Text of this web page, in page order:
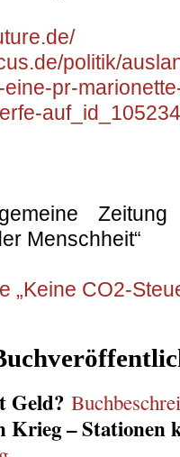
politik/
pr-
Menschheit“
„Keine CO2-
Geld?
Krieg –